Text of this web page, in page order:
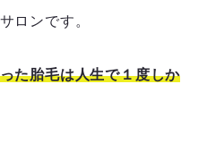
ロンです。
た胎毛は人生で１度しか